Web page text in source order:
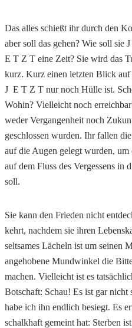
Das alles schießt ihr durch den
aber soll das gehen? Wie soll sie
E T Z T eine Zeit? Sie wird das
kurz. Kurz einen letzten Blick
J E T Z T nur noch Hülle ist.
Wohin? Vielleicht noch
weder Vergangenheit noch
geschlossen wurden. Ihr fallen
auf die Augen gelegt wurden,
auf dem Fluss des Vergessens in
soll.
Sie kann den Frieden nicht
kehrt, nachdem sie ihren
seltsames Lächeln ist um seinen
angehobene Mundwinkel die
machen. Vielleicht ist es
Botschaft: Schau! Es ist gar
habe ich ihn endlich besiegt. Es
schalkhaft gemeint hat: Sterben